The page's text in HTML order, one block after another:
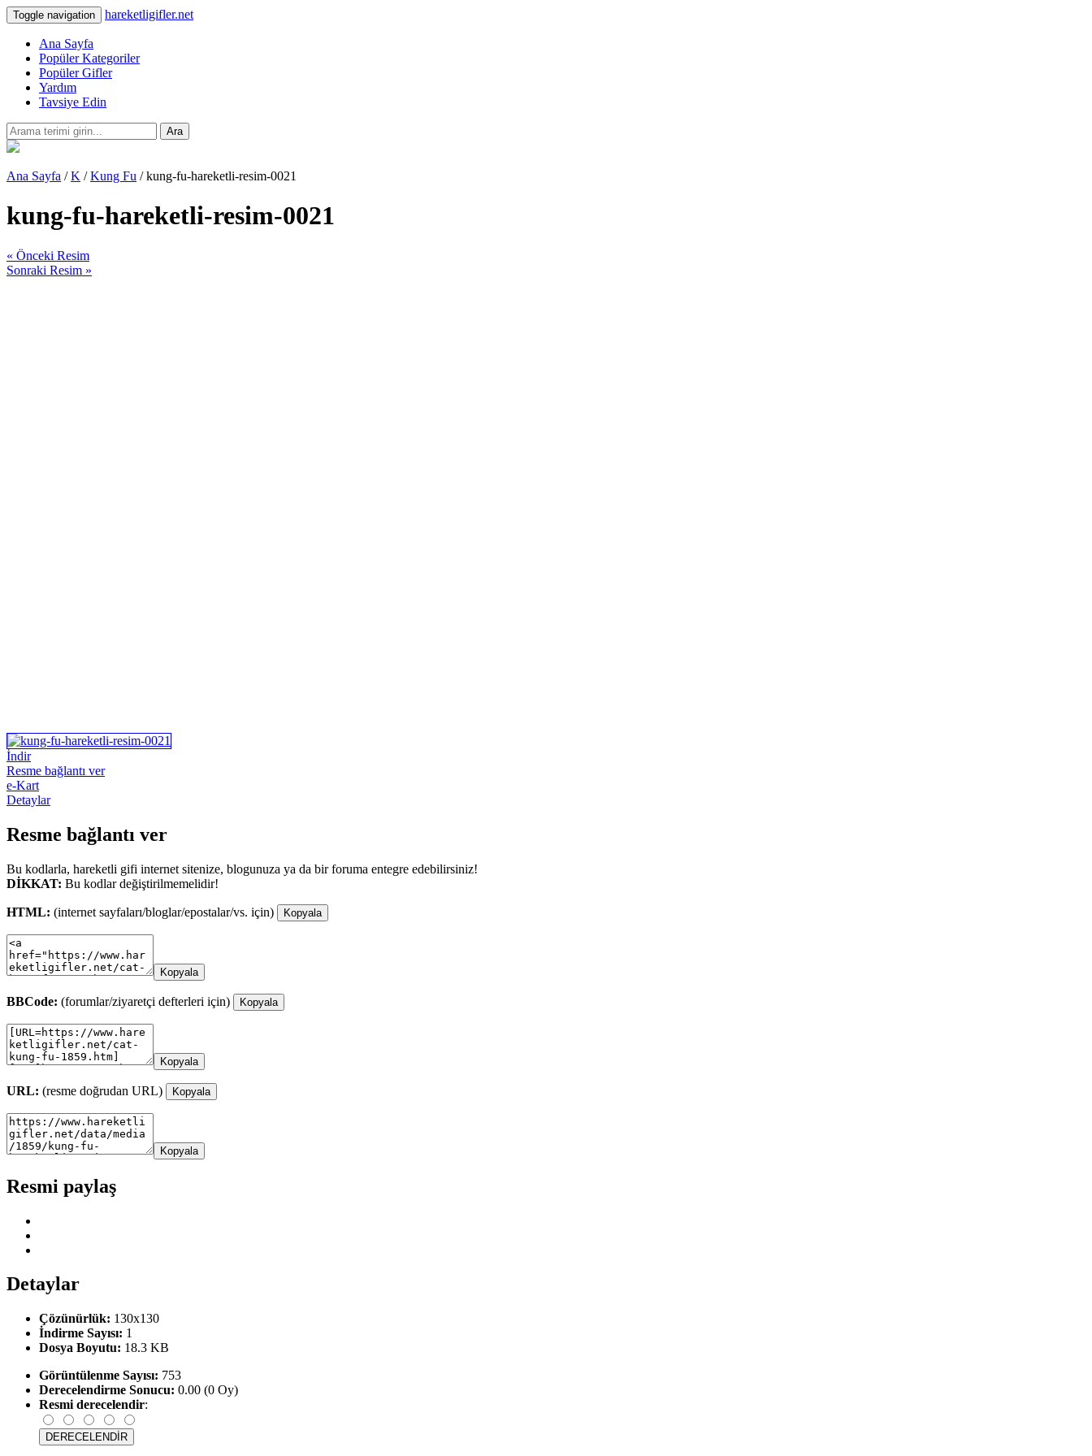
Toggle navigation hareketligifler.net
Ana Sayfa
Popüler Kategoriler
Popüler Gifler
Yardım
Tavsiye Edin
Ara
Ana Sayfa /K /Kung Fu / kung-fu-hareketli-resim-0021
kung-fu-hareketli-resim-0021
« Önceki Resim
Sonraki Resim »
İndir
Resme bağlantı ver
e-Kart
Detaylar
Resme bağlantı ver
Bu kodlarla, hareketli gifi internet sitenize, blogunuza ya da bir foruma entegre edebilirsiniz!
DİKKAT: Bu kodlar değiştirilmemelidir!
HTML: (internet sayfaları/bloglar/epostalar/vs. için) Kopyala
Kopyala
BBCode: (forumlar/ziyaretçi defterleri için) Kopyala
Kopyala
URL: (resme doğrudan URL) Kopyala
Kopyala
Resmi paylaş
Detaylar
Çözünürlük: 130x130
İndirme Sayısı: 1
Dosya Boyutu: 18.3 KB
Görüntülenme Sayısı: 753
Derecelendirme Sonucu: 0.00 (0 Oy)
Resmi derecelendir: